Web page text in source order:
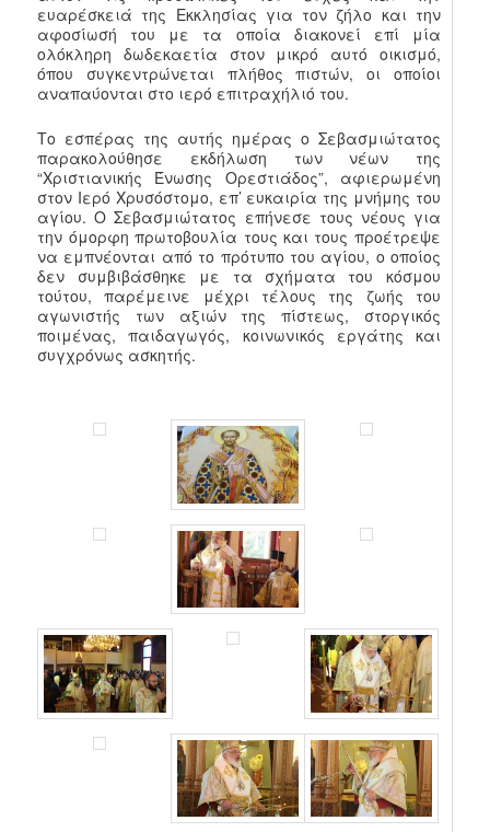
ευαρέσκειά της Εκκλησίας για τον ζήλο και την
αφοσίωσή του με τα οποία διακονεί επί μία
ολόκληρη δωδεκαετία στον μικρό αυτό οικισμό,
όπου συγκεντρώνεται πλήθος πιστών, οι οποίοι
αναπαύονται στο ιερό επιτραχήλιό του.
Το εσπέρας της αυτής ημέρας ο Σεβασμιώτατος
παρακολούθησε εκδήλωση των νέων της
“Χριστιανικής Ένωσης Ορεστιάδος”, αφιερωμένη
στον Ιερό Χρυσόστομο, επ’ ευκαιρία της μνήμης του
αγίου. Ο Σεβασμιώτατος επήνεσε τους νέους για
την όμορφη πρωτοβουλία τους και τους προέτρεψε
να εμπνέονται από το πρότυπο του αγίου, ο οποίος
δεν συμβιβάσθηκε με τα σχήματα του κόσμου
τούτου, παρέμεινε μέχρι τέλους της ζωής του
αγωνιστής των αξιών της πίστεως, στοργικός
ποιμένας, παιδαγωγός, κοινωνικός εργάτης και
συγχρόνως ασκητής.